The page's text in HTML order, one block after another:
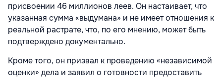
присвоении 46 миллионов леев. Он настаивает, что
указанная сумма «выдумана» и не имеет отношения к
реальной растрате, что, по его мнению, может быть
подтверждено документально.
Кроме того, он призвал к проведению «независимой
оценки» дела и заявил о готовности предоставить